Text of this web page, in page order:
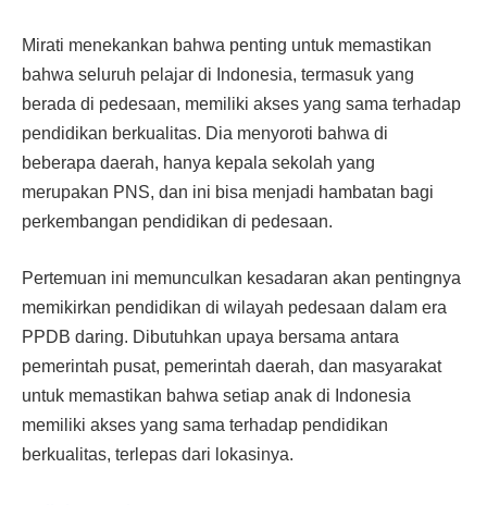
Mirati menekankan bahwa penting untuk memastikan
bahwa seluruh pelajar di Indonesia, termasuk yang
berada di pedesaan, memiliki akses yang sama terhadap
pendidikan berkualitas. Dia menyoroti bahwa di
beberapa daerah, hanya kepala sekolah yang
merupakan PNS, dan ini bisa menjadi hambatan bagi
perkembangan pendidikan di pedesaan.
Pertemuan ini memunculkan kesadaran akan pentingnya
memikirkan pendidikan di wilayah pedesaan dalam era
PPDB daring. Dibutuhkan upaya bersama antara
pemerintah pusat, pemerintah daerah, dan masyarakat
untuk memastikan bahwa setiap anak di Indonesia
memiliki akses yang sama terhadap pendidikan
berkualitas, terlepas dari lokasinya.